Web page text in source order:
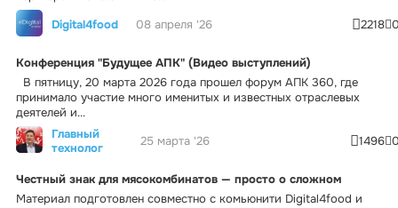
Digital4food
08 апреля '26 2218
Конференция "Будущее АПК" (Видео выступлений)
В пятницу, 20 марта 2026 года прошел форум АПК 360, где
принимало участие много именитых и известных отраслевых
деятелей и...
Главный
технолог
25 марта '26 1496
Честный знак для мясокомбинатов — просто о сложном
Материал подготовлен совместно с комьюнити Digital4food и